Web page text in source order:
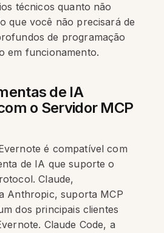
técnicos quanto não
que você não precisará de
de programação
em funcionamento.
de IA
o Servidor MCP
é compatível com
de IA que suporte o
Claude,
Anthropic, suporta MCP
dos principais clientes
Claude Code, a